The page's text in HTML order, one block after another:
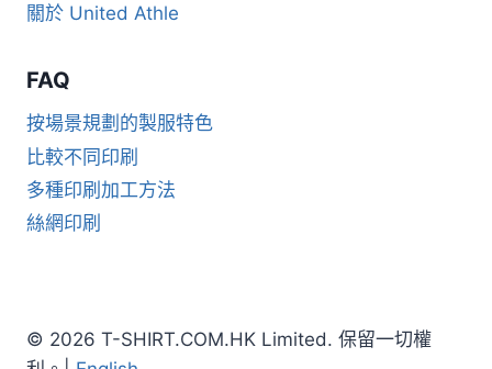
關於 United Athle
FAQ
按場景規劃的製服特色
比較不同印刷
多種印刷加工方法
絲網印刷
© 2026 T-SHIRT.COM.HK Limited. 保留一切權